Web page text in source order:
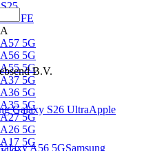
FE
5G
5G
5G
5G
5G
5G
5G
5G
5G
B.V.
Galaxy S26 UltraApple
A56 5GSamsung